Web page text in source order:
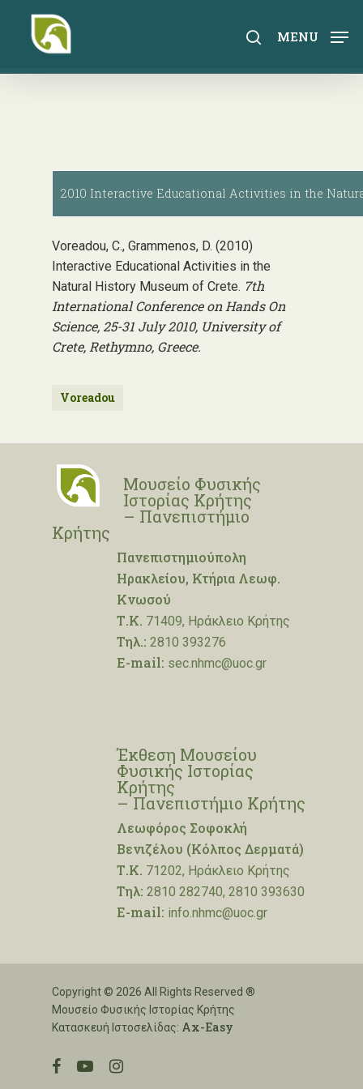
content
search
MENU
2010 Interactive Educational Activities in the
Voreadou, C., Grammenos, D. (2010)
Interactive Educational Activities in the
Natural History Museum of Crete. 7th
International Conference on Hands On
Science, 25-31 July 2010, University of
Crete, Rethymno, Greece.
Voreadou
Μουσείο Φυσικής
Ιστορίας Κρήτης
– Πανεπιστήμιο
Κρήτης
Πανεπιστημιούπολη
Ηρακλείου, Κτήρια Λεωφ.
Κνωσού
Τ.Κ. 71409, Ηράκλειο Κρήτης
Τηλ.: 2810 393276
E-mail: sec.nhmc@uoc.gr
Έκθεση Μουσείου
Φυσικής Ιστορίας
Κρήτης
– Πανεπιστήμιο Κρήτης
Λεωφόρος Σοφοκλή
Βενιζέλου (Κόλπος Δερματά)
Τ.Κ. 71202, Ηράκλειο Κρήτης
Τηλ: 2810 282740, 2810 393630
E-mail: info.nhmc@uoc.gr
Copyright © 2026 All Rights Reserved ®
Μουσείο Φυσικής Ιστορίας Κρήτης
Κατασκευή Ιστοσελίδας: Ax-Easy
facebookyoutubeinstagram